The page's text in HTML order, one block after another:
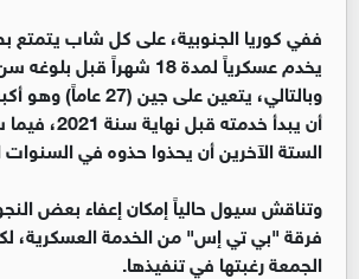
ففي كوريا الجنوبية، على كل شاب يتمتع
يخدم عسكرياً لمدة 18 شهراً قبل
وبالتالي، يتعين على جين
أن يبدأ خدمته
الستة الآخرين أن يحذوا حذوه في السنوات
وتناقش سيول حالياً إمكان إعفاء بعض
فرقة "بي تي إس" من الخدمة العسكرية،
الجمعة رغبتها في تنفيذها.